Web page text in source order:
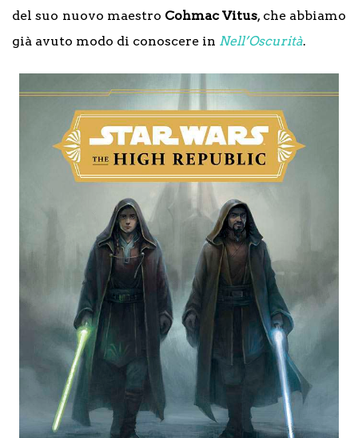
del suo nuovo maestro Cohmac Vitus, che abbiamo
già avuto modo di conoscere in Nell’Oscurità.